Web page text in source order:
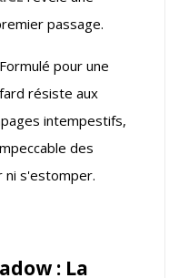
passage.
pour une
résiste aux
intempestifs,
des
ni s'estomper.
: La